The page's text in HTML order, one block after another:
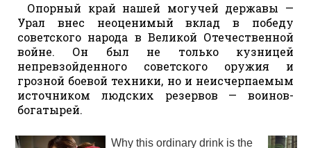
Опорный край нашей могучей державы —
Урал внес неоценимый вклад в победу
советского народа в Великой Отечественной
войне. Он был не только кузницей
непревзойденного советского оружия и
грозной боевой техники, но и неисчерпаемым
источником людских резервов — воинов-
богатырей.